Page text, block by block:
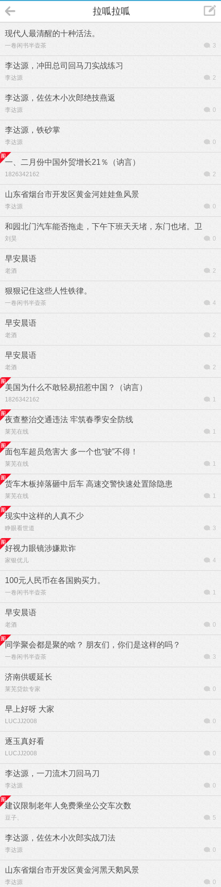
拉呱拉呱
现代人最清醒的十种活法。
一卷闲书半壶茶 3
李达源，冲田总司回马刀实战练习
李达源 2
李达源，佐佐木小次郎绝技燕返
李达源 0
李达源，铁砂掌
李达源 0
一、二月份中国外贸增长21％（讷言）
1826342162 2
山东省烟台市开发区黄金河娃娃鱼风景
李达源 0
和园北门汽车能否拖走，下午下班天天堵，东门也堵。卫
刘昊 0
早安晨语
老酒 2
狠狠记住这些人性铁律。
一卷闲书半壶茶 4
早安晨语
老酒 2
早安晨语
老酒 2
美国为什么不敢轻易招惹中国？（讷言）
1826342162 1
夜查整治交通违法 牢筑春季安全防线
莱芜在线 1
面包车超员危害大 多一个也“驶”不得！
莱芜在线 1
货车木板掉落砸中后车 高速交警快速处置除隐患
莱芜在线 1
现实中这样的人真不少
睁眼看世道 3
好视力眼镜涉嫌欺诈
家银优儿 4
100元人民币在各国购买力。
一卷闲书半壶茶 1
早安晨语
老酒 0
同学聚会都是聚的啥？ 朋友们，你们是这样的吗？
一卷闲书半壶茶 3
济南供暖延长
莱芜贷款专家 0
早上好呀 大家
LUCJJ2008 0
逐玉真好看
LUCJJ2008 0
李达源，一刀流木刀回马刀
李达源 0
建议限制老年人免费乘坐公交车次数
豆子、 5
李达源，佐佐木小次郎实战刀法
李达源 0
山东省烟台市开发区黄金河黑天鹅风景
李达源 0